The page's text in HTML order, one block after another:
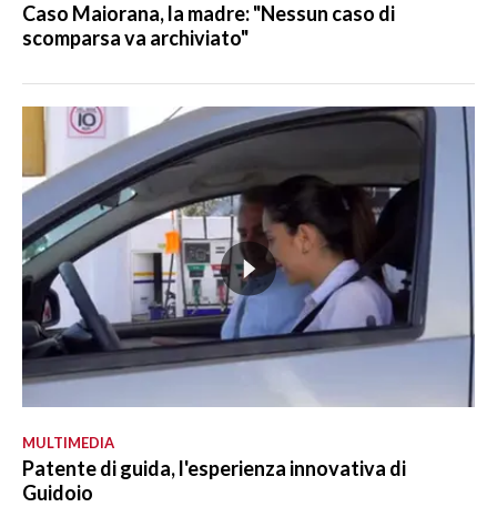
Caso Maiorana, la madre: "Nessun caso di
scomparsa va archiviato"
MULTIMEDIA
Patente di guida, l'esperienza innovativa di
Guidoio